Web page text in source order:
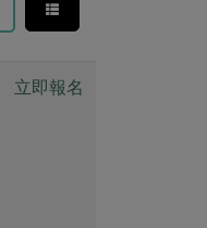
立即報名